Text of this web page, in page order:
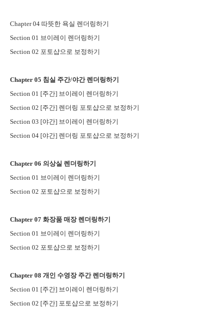
Chapter 04 따뜻한 욕실 렌더링하기
Section 01 브이레이 렌더링하기
Section 02 포토샵으로 보정하기
Chapter 05 침실 주간/야간 렌더링하기
Section 01 [주간] 브이레이 렌더링하기
Section 02 [주간] 렌더링 포토샵으로 보정하기
Section 03 [야간] 브이레이 렌더링하기
Section 04 [야간] 렌더링 포토샵으로 보정하기
Chapter 06 의상실 렌더링하기
Section 01 브이레이 렌더링하기
Section 02 포토샵으로 보정하기
Chapter 07 화장품 매장 렌더링하기
Section 01 브이레이 렌더링하기
Section 02 포토샵으로 보정하기
Chapter 08 개인 수영장 주간 렌더링하기
Section 01 [주간] 브이레이 렌더링하기
Section 02 [주간] 포토샵으로 보정하기